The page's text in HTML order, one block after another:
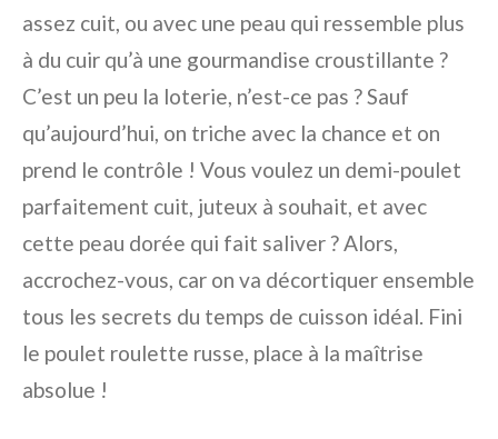
assez cuit, ou avec une peau qui ressemble plus
à du cuir qu’à une gourmandise croustillante ?
C’est un peu la loterie, n’est-ce pas ? Sauf
qu’aujourd’hui, on triche avec la chance et on
prend le contrôle ! Vous voulez un demi-poulet
parfaitement cuit, juteux à souhait, et avec
cette peau dorée qui fait saliver ? Alors,
accrochez-vous, car on va décortiquer ensemble
tous les secrets du temps de cuisson idéal. Fini
le poulet roulette russe, place à la maîtrise
absolue !